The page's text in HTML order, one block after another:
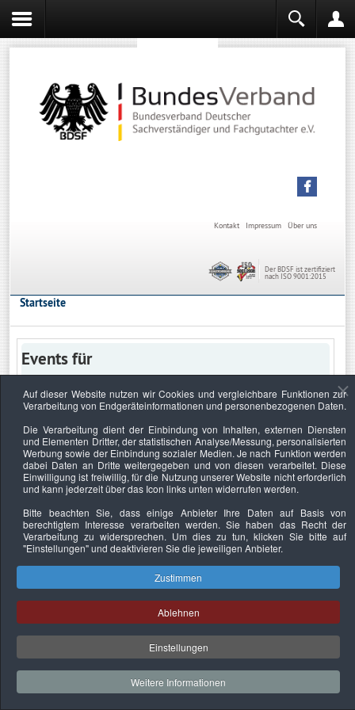
Über uns
Impressum
Kontakt
Der BDSF ist zertifiziert
nach ISO 9001:2015
Startseite
Events für
Keine Termine
Datenschutzerklärung Urheberrechtsnachweise Nachhaltigkeit
Copyright © 2026. Bundesverband Deutscher
Sachverständiger und Fachgutachter e.V..
Auf dieser Website nutzen wir Cookies und vergleichbare Funktionen zur
Verarbeitung von Endgeräteinformationen und personenbezogenen Daten.
Die Verarbeitung dient der Einbindung von Inhalten, externen Diensten
und Elementen Dritter, der statistischen Analyse/Messung, personalisierten
Werbung sowie der Einbindung sozialer Medien. Je nach Funktion werden
dabei Daten an Dritte weitergegeben und von diesen verarbeitet. Diese
Einwilligung ist freiwillig, für die Nutzung unserer Website nicht erforderlich
und kann jederzeit über das Icon links unten widerrufen werden.
Bitte beachten Sie, dass einige Anbieter Ihre Daten auf Basis von
berechtigtem Interesse verarbeiten werden. Sie haben das Recht der
Verarbeitung zu widersprechen. Um dies zu tun, klicken Sie bitte auf
"Einstellungen"und deaktivieren Sie die jeweiligen Anbieter.
Zustimmen
Ablehnen
Einstellungen
Weitere Informationen